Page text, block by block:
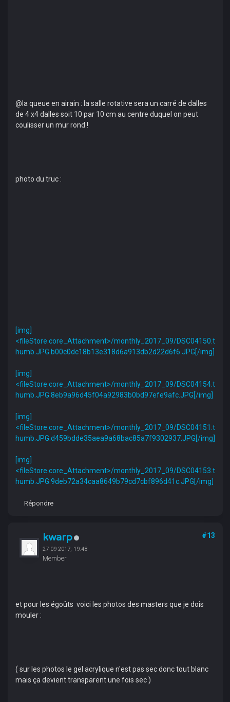
@la queue en airain : la salle rotative sera un carré de dalles
de 4 x4 dalles soit 10 par 10 cm au centre duquel on peut
coulisser un mur rond !
photo du truc :
[img]
<fileStore.core_Attachment>/monthly_2017_09/DSC04150.t
humb.JPG.b00c0dc18b13e318d6a913db2d22d6f6.JPG[/img]
[img]
<fileStore.core_Attachment>/monthly_2017_09/DSC04154.t
humb.JPG.8eb9a96d45f04a92983b0bd97efe9afc.JPG[/img]
[img]
<fileStore.core_Attachment>/monthly_2017_09/DSC04151.t
humb.JPG.d459bdde35aea9a68bac85a7f9302937.JPG[/img]
[img]
<fileStore.core_Attachment>/monthly_2017_09/DSC04153.t
humb.JPG.9deb72a34caa8649b79cd7cbf896d41c.JPG[/img]
Répondre
kwarp
27-09-2017, 19:48
Member
#13
et pour les égoûts voici les photos des masters que je dois
mouler :
( sur les photos le gel acrylique n'est pas sec donc tout blanc
mais ça devient transparent une fois sec )